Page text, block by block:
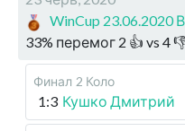
WinCup 23.06.2020
33% перемог 2 👍 vs 4
Финал 2 Коло
1:3 Кушко Дмитрий